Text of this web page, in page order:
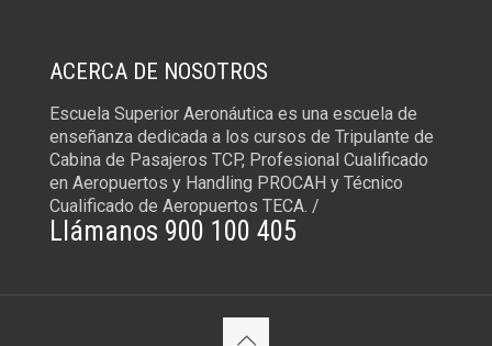
ACERCA DE NOSOTROS
Escuela Superior Aeronáutica es una escuela de
enseñanza dedicada a los cursos de Tripulante de
Cabina de Pasajeros TCP, Profesional Cualificado
en Aeropuertos y Handling PROCAH y Técnico
Cualificado de Aeropuertos TECA. /
Llámanos 900 100 405